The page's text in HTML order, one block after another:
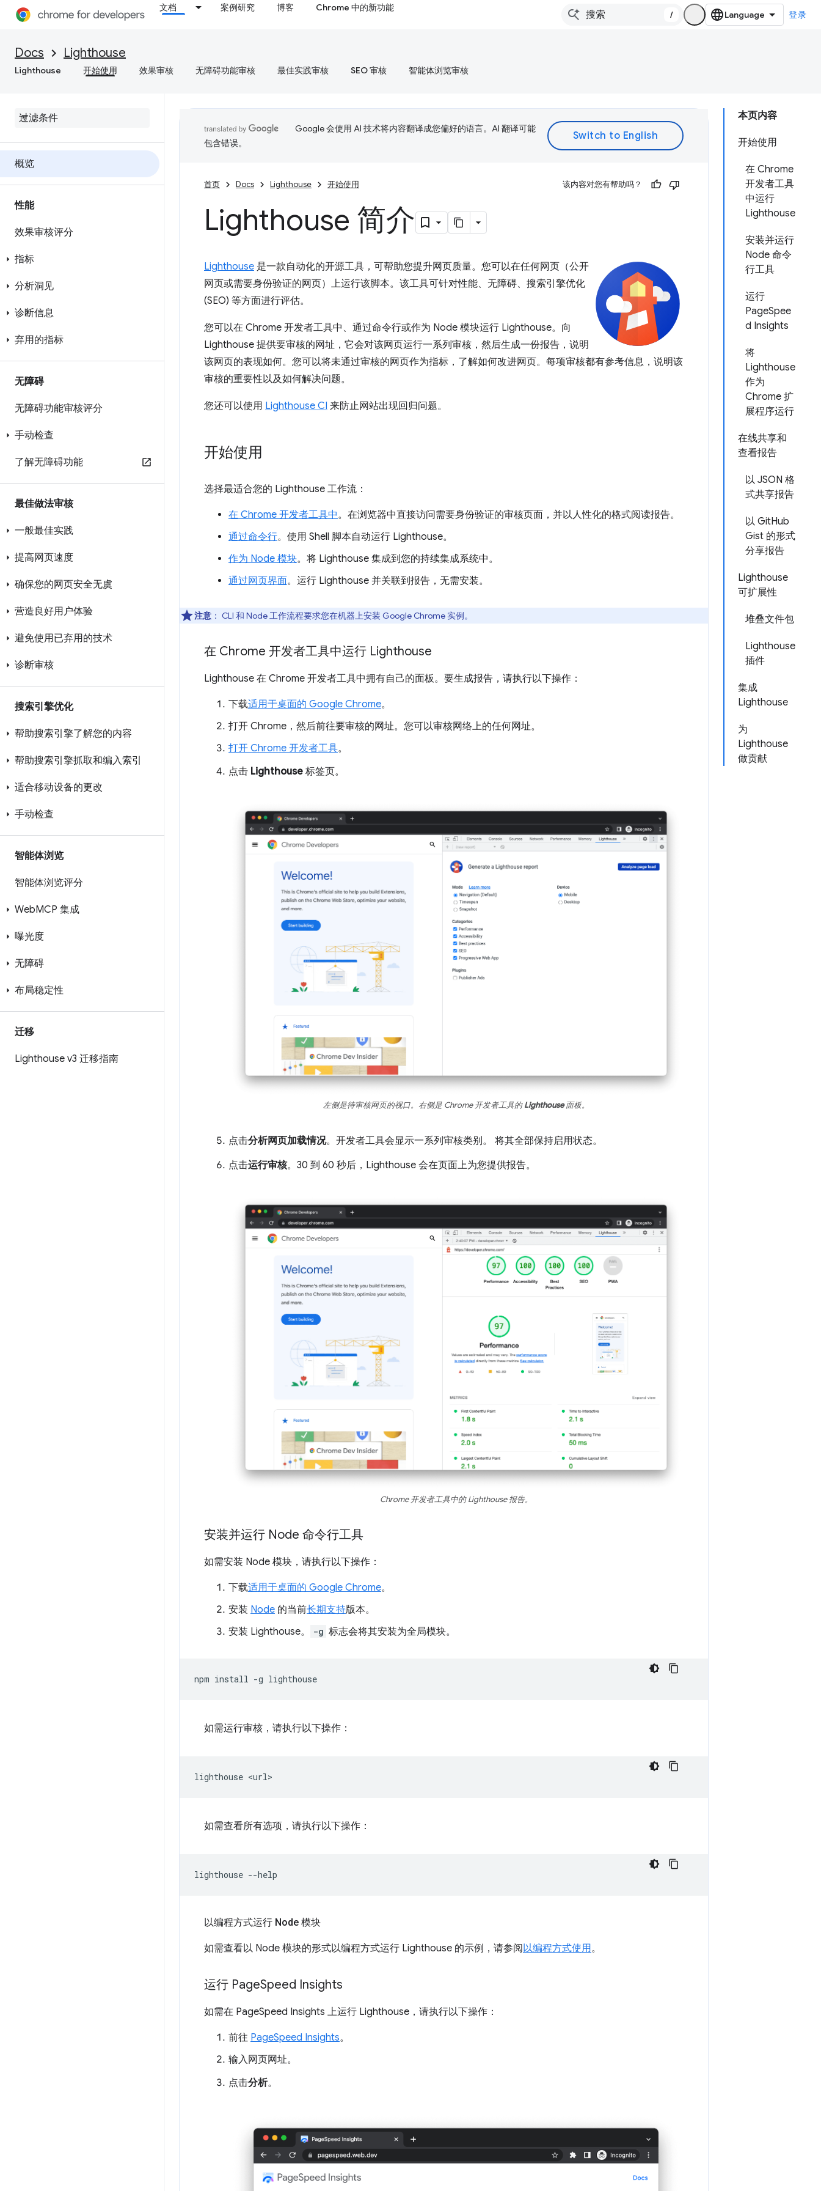
文档 案例研究 博客 Chrome 中的新功能
/ 登录
Docs Lighthouse
Lighthouse 开始使用 效果审核 无障碍功能审核 最佳实践审核 SEO 审核 智能体浏览审核
概览
性能
效果审核评分
指标
分析洞见
诊断信息
弃用的指标
无障碍
无障碍功能审核评分
手动检查
了解无障碍功能
最佳做法审核
一般最佳实践
提高网页速度
确保您的网页安全无虞
营造良好用户体验
避免使用已弃用的技术
诊断审核
搜索引擎优化
帮助搜索引擎了解您的内容
帮助搜索引擎抓取和编入索引
适合移动设备的更改
手动检查
智能体浏览
智能体浏览评分
WebMCP 集成
曝光度
无障碍
布局稳定性
迁移
Lighthouse v3 迁移指南
本页内容
开始使用
在 Chrome
开发者工具
中运行
Lighthouse
安装并运行
Node 命令
行工具
运行
PageSpee
d Insights
将
Lighthouse
作为
Chrome 扩
展程序运行
在线共享和
查看报告
以 JSON 格
式共享报告
以 GitHub
Gist 的形式
分享报告
Lighthouse
可扩展性
堆叠文件包
Lighthouse
插件
集成
Lighthouse
为
Lighthouse
做贡献
Google 会使用 AI 技术将内容翻译成您偏好的语言。AI 翻译可能
包含错误。
首页 Docs Lighthouse 开始使用 该内容对您有帮助吗？
Lighthouse 简介
Lighthouse 是一款自动化的开源工具，可帮助您提升网页质量。您可以在任何网页（公开
网页或需要身份验证的网页）上运行该脚本。该工具可针对性能、无障碍、搜索引擎优化
(SEO) 等方面进行评估。
您可以在 Chrome 开发者工具中、通过命令行或作为 Node 模块运行 Lighthouse。向
Lighthouse 提供要审核的网址，它会对该网页运行一系列审核，然后生成一份报告，说明
该网页的表现如何。您可以将未通过审核的网页作为指标，了解如何改进网页。每项审核都有参考信息，说明该
审核的重要性以及如何解决问题。
您还可以使用 Lighthouse CI 来防止网站出现回归问题。
开始使用
选择最适合您的 Lighthouse 工作流：
在 Chrome 开发者工具中。在浏览器中直接访问需要身份验证的审核页面，并以人性化的格式阅读报告。
通过命令行。使用 Shell 脚本自动运行 Lighthouse。
作为 Node 模块。将 Lighthouse 集成到您的持续集成系统中。
通过网页界面。运行 Lighthouse 并关联到报告，无需安装。
注意 ： CLI 和 Node 工作流程要求您在机器上安装 Google Chrome 实例。
在 Chrome 开发者工具中运行 Lighthouse
Lighthouse 在 Chrome 开发者工具中拥有自己的面板。要生成报告，请执行以下操作：
下载适用于桌面的 Google Chrome。
打开 Chrome，然后前往要审核的网址。您可以审核网络上的任何网址。
打开 Chrome 开发者工具。
点击 Lighthouse 标签页。
左侧是待审核网页的视口。右侧是 Chrome 开发者工具的Lighthouse面板。
点击分析网页加载情况。开发者工具会显示一系列审核类别。 将其全部保持启用状态。
点击运行审核。30 到 60 秒后，Lighthouse 会在页面上为您提供报告。
Chrome 开发者工具中的 Lighthouse 报告。
安装并运行 Node 命令行工具
如需安装 Node 模块，请执行以下操作：
下载适用于桌面的 Google Chrome。
安装 Node 的当前长期支持版本。
安装 Lighthouse。
-g 标志会将其安装为全局模块。
npm install -g
如需运行审核，请执行以下操作：
lighthouse
如需查看所有选项，请执行以下操作：
lighthouse
以编程方式运行 Node 模块
如需查看以 Node 模块的形式以编程方式运行 Lighthouse 的示例，请参阅以编程方式使用。
运行 PageSpeed Insights
如需在 PageSpeed Insights 上运行 Lighthouse，请执行以下操作：
前往 PageSpeed Insights。
输入网页网址。
点击分析。